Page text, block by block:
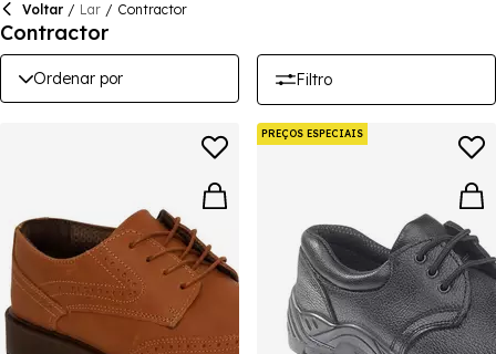
Voltar / Lar / Contractor
Contractor
Ordenar por Filtro
PREÇOS ESPECIAIS